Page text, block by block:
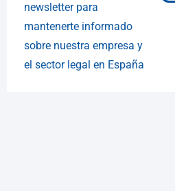
newsletter para
mantenerte informado
sobre nuestra empresa y
el sector legal en España